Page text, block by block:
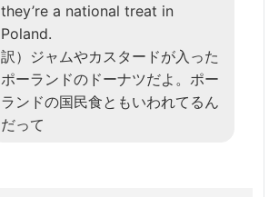
they’re a national treat in
Poland.
訳）ジャムやカスタードが入った
ポーランドのドーナツだよ。ポー
ランドの国民食ともいわれてるん
だって